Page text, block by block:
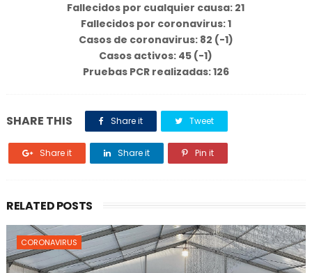
Fallecidos por cualquier causa: 21
Fallecidos por coronavirus: 1
Casos de coronavirus: 82 (-1)
Casos activos: 45 (-1)
Pruebas PCR realizadas: 126
SHARE THIS Share it Tweet
Share it Share it Pin it
RELATED POSTS
CORONAVIRUS